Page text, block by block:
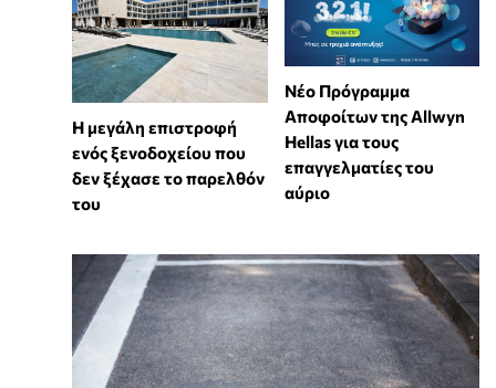
Η μεγάλη επιστροφή
ενός ξενοδοχείου που
δεν ξέχασε το παρελθόν
του
Νέο Πρόγραμμα
Αποφοίτων της Allwyn
Hellas για τους
επαγγελματίες του
αύριο